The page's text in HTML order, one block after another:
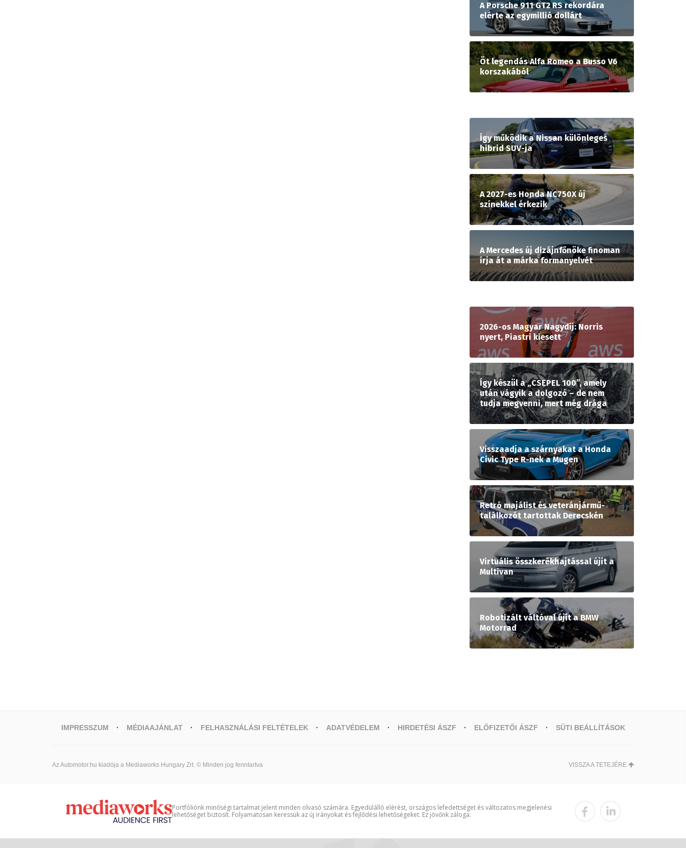
A Porsche 911 GT2 RS rekordára
elérte az egymillió dollárt
Öt legendás Alfa Romeo a Busso V6
korszakából
Így működik a Nissan különleges
hibrid SUV-ja
A 2027-es Honda NC750X új
színekkel érkezik
A Mercedes új dizájnfőnöke finoman
írja át a márka formanyelvét
2026-os Magyar Nagydíj: Norris
nyert, Piastri kiesett
Így készül a „CSEPEL 100”, amely
után vágyik a dolgozó – de nem
tudja megvenni, mert még drága
Visszaadja a szárnyakat a Honda
Civic Type R-nek a Mugen
Retró majálist és veteránjármű-
találkozót tartottak Derecskén
Virtuális összkerékhajtással újít a
Multivan
Robotizált váltóval újít a BMW
Motorrad
IMPRESSZUM MÉDIAAJÁNLAT FELHASZNÁLÁSI FELTÉTELEK ADATVÉDELEM HIRDETÉSI ÁSZF ELŐFIZETŐI ÁSZF SÜTI BEÁLLÍTÁSOK
Az Automotor.hu kiadója a Mediaworks Hungary Zrt. © Minden jog fenntartva VISSZA A TETEJÉRE
Portfóliónk minőségi tartalmat jelent minden olvasó számára. Egyedülálló elérést, országos lefedettséget és változatos megjelenési
lehetőséget biztosít. Folyamatosan keressük az új irányokat és fejlődési lehetőségeket. Ez jövőnk záloga.